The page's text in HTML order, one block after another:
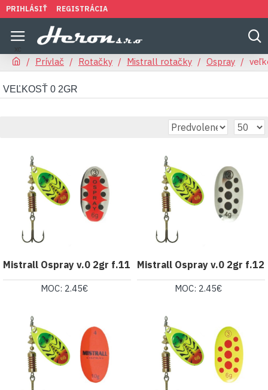
PRIHLÁSIŤ REGISTRÁCIA
Prívlač Rotačky Mistrall rotačky Ospray
VEĽKOSŤ 0 2GR
Mistrall Ospray v.0 2gr f.11
MOC: 2.45€
Mistrall Ospray v.0 2gr f.12
MOC: 2.45€